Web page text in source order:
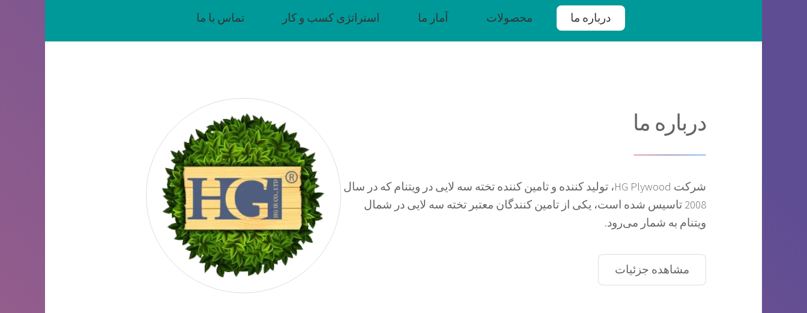
درباره ما محصولات آمار ما استراتژی کسب و کار تماس با ما
درباره ما
شرکت HG Plywood، تولید کننده و تامین کننده تخته سه لایی در ویتنام که در سال
2008 تاسیس شده است، یکی از تامین کنندگان معتبر تخته سه لایی در شمال
ویتنام به شمار می‌رود.
مشاهده جزئیات